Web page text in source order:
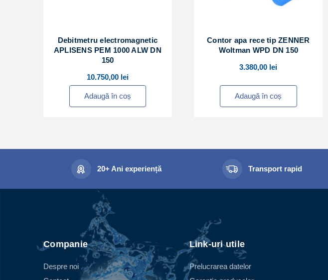
Debitmetru electromagnetic
APLISENS PEM 1000 ALW DN
150
10.750,00 lei
Adaugă în coș
Contor apa rece tip ZENNER
Woltman WPD DN 150
3.380,00 lei
Adaugă în coș
20+ Ani experiență Transport rapid
Companie
Despre noi
Link-uri utile
Prelucrarea datelor